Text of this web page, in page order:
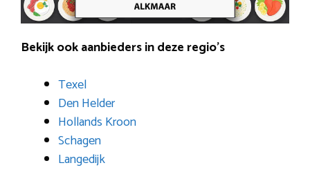
Bekijk ook aanbieders in deze regio’s
Texel
Den Helder
Hollands Kroon
Schagen
Langedijk